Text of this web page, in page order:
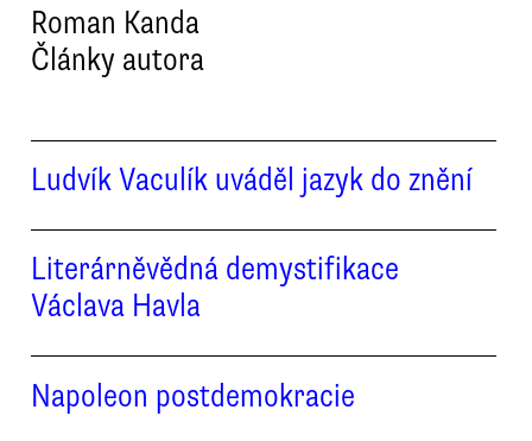
Roman Kanda
Články autora
Ludvík Vaculík uváděl jazyk do znění
Literárněvědná demystifikace
Václava Havla
Napoleon postdemokracie